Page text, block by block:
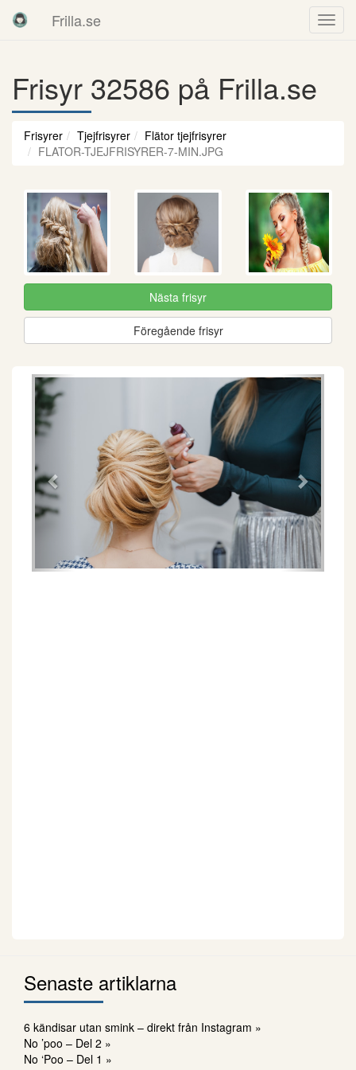
Frilla.se
Frisyr 32586 på Frilla.se
Frisyrer Tjejfrisyrer
Flätor tjejfrisyrer
FLATOR-TJEJFRISYRER-7-MIN.JPG
Nästa frisyr
Föregående frisyr
Föregående
Senaste artiklarna
6 kändisar utan smink – direkt från Instagram »
No ’poo – Del 2 »
No ‘Poo – Del 1 »